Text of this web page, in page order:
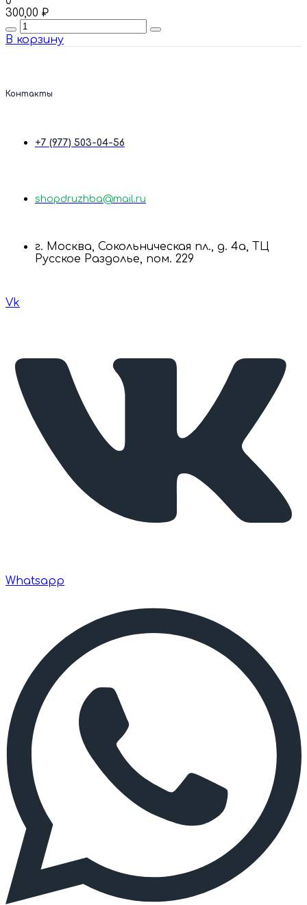
300,00 ₽
Quantity
В корзину
Контакты
+7 (977) 503-04-56
shopdruzhba@mail.ru
г. Москва, Сокольническая пл., д. 4а, ТЦ
Русское Раздолье, пом. 229
Vk
Whatsapp